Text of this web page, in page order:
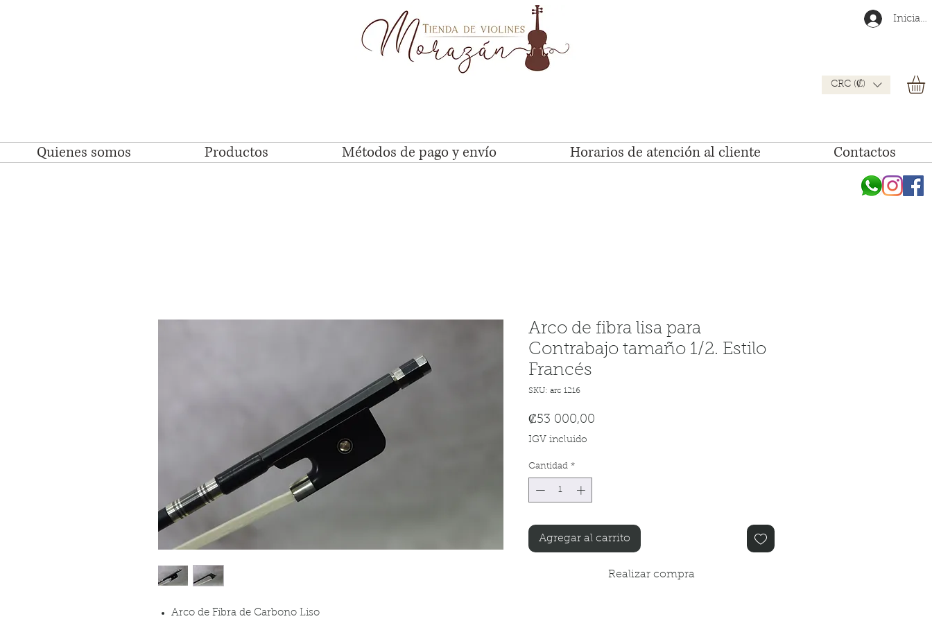
Iniciar
CRC (₡)
Quienes somos Productos Métodos de pago y envío Horarios de atención al cliente Contactos
Arco de Fibra de Carbono Liso
Arco de fibra lisa para
Contrabajo tamaño 1/2. Estilo
Francés
SKU: arc 1216
₡53 000,00
IGV incluido
Cantidad *
Agregar al carrito
Realizar compra